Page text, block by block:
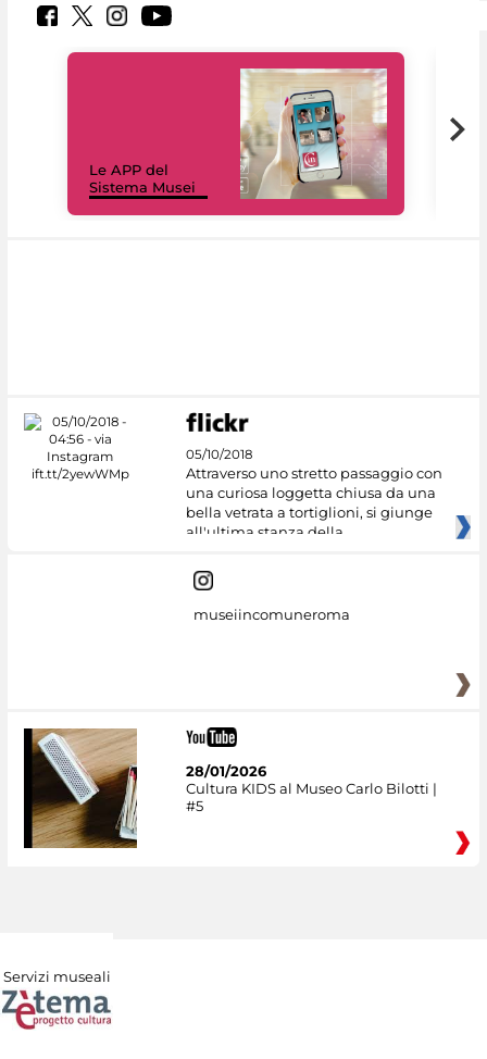
Le APP del
Sistema Musei
05/10/2018
Attraverso uno stretto passaggio con
una curiosa loggetta chiusa da una
bella vetrata a tortiglioni, si giunge
all'ultima stanza della
museiincomuneroma
28/01/2026
Cultura KIDS al Museo Carlo Bilotti |
#5
Servizi museali